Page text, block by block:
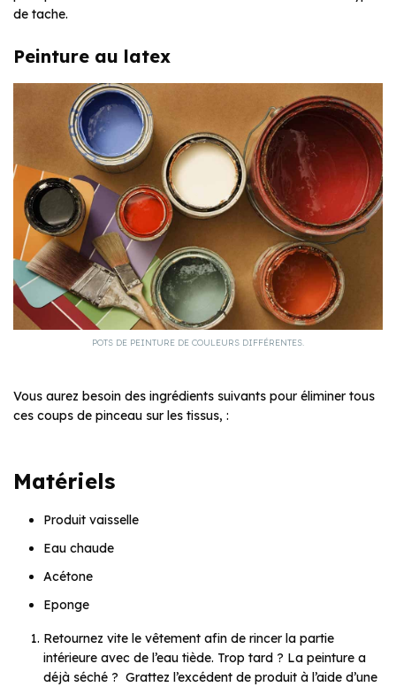
de tache.
Peinture au latex
POTS DE PEINTURE DE COULEURS DIFFÉRENTES.
Vous aurez besoin des ingrédients suivants pour éliminer tous
ces coups de pinceau sur les tissus, :
Matériels
Produit vaisselle
Eau chaude
Acétone
Eponge
Retournez vite le vêtement afin de rincer la partie
intérieure avec de l’eau tiède. Trop tard ? La peinture a
déjà séché ? Grattez l’excédent de produit à l’aide d’une